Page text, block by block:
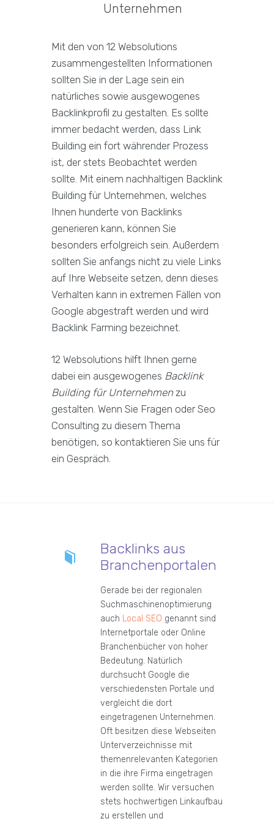
Unternehmen
Mit den von 12 Websolutions
zusammengestellten Informationen
sollten Sie in der Lage sein ein
natürliches sowie ausgewogenes
Backlinkprofil zu gestalten. Es sollte
immer bedacht werden, dass Link
Building ein fort währender Prozess
ist, der stets Beobachtet werden
sollte. Mit einem nachhaltigen Backlink
Building für Unternehmen, welches
Ihnen hunderte von Backlinks
generieren kann, können Sie
besonders erfolgreich sein. Außerdem
sollten Sie anfangs nicht zu viele Links
auf Ihre Webseite setzen, denn dieses
Verhalten kann in extremen Fällen von
Google abgestraft werden und wird
Backlink Farming bezeichnet.
12 Websolutions hilft Ihnen gerne
dabei ein ausgewogenes Backlink
Building für Unternehmenzu
gestalten. Wenn Sie Fragen oder Seo
Consulting zu diesem Thema
benötigen, so kontaktieren Sie uns für
ein Gespräch.
Backlinks aus
Branchenportalen
Gerade bei der regionalen
Suchmaschinenoptimierung
auch Local SEO genannt sind
Internetportale oder Online
Branchenbücher von hoher
Bedeutung. Natürlich
durchsucht Google die
verschiedensten Portale und
vergleicht die dort
eingetragenen Unternehmen.
Oft besitzen diese Webseiten
Unterverzeichnisse mit
themenrelevanten Kategorien
in die ihre Firma eingetragen
werden sollte. Wir versuchen
stets hochwertigen Linkaufbau
zu erstellen und